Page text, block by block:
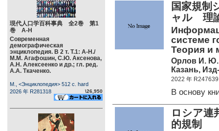
現代人口学百科事典 全2巻 第1
巻 А-Н
Современная
демографическая
энциклопедия. В 2 т. Т.1: А-Н./
М.М. Агафошин, С.Ю. Аксенова,
А.Н. Алексеенко и др.; гл. ред.
А.А. Ткаченко.
М., <Энциклопедия> 512 c. hard
2026 年 R281318
\26,950
国家規制
ャル 理
системе
Теория и
Орлов И. Ю.
Казань,
2022 年 R247639
В основу
ロシア連
的規制